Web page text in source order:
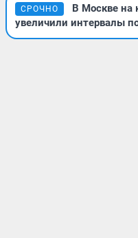
СРОЧНО
В Москве на
увеличили интервалы